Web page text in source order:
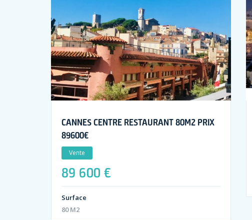
CANNES CENTRE RESTAURANT 80M2 PRIX
89600€
Vente
89 600 €
Surface
80 M2